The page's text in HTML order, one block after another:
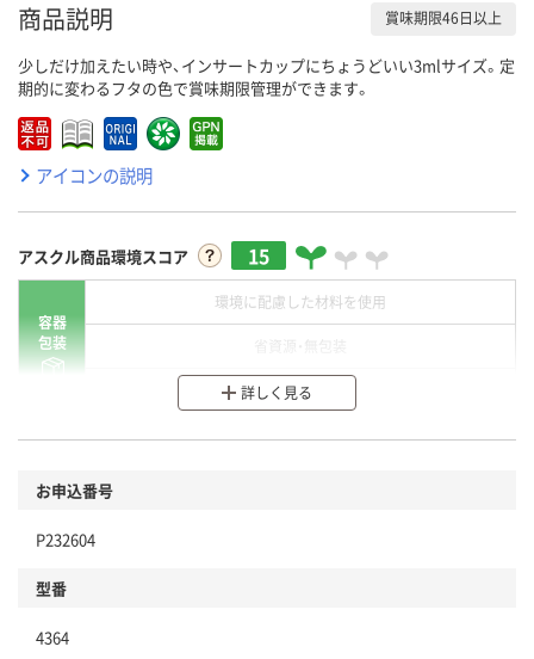
商品説明 賞味期限46日以上
少しだけ加えたい時や、インサートカップにちょうどいい3mlサイズ。定
期的に変わるフタの色で賞味期限管理ができます。
アイコンの説明
アスクル商品環境スコア 15
容器
包装
環境に配慮した材料を使用
分別・リサイクルしやすい設計
本体
仕組
詳しく見る
お申込番号
P232604
型番
4364